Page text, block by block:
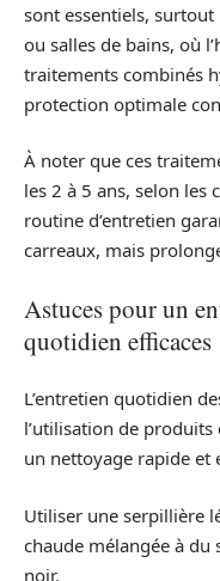
sont essentiels,
ou salles de bains, où
traitements combinés
protection optimale
À noter que ces
les 2 à 5 ans, selon les
routine d’entretien
carreaux, mais
Astuces pour un
quotidien efficaces
L’entretien quotidien
l’utilisation de
un nettoyage rapide et
Utiliser une serpillière
chaude mélangée à du
noir.